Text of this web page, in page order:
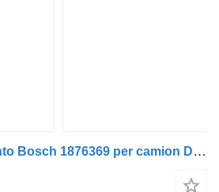
Motorino d'avviamento Bosch 1876369 per camion DAF XF105